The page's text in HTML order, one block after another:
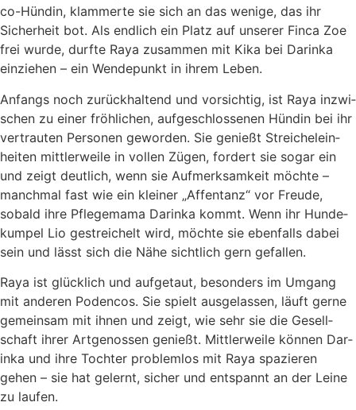
co-Hün­din, klam­mer­te sie sich an das weni­ge, das ihr
Sicher­heit bot. Als end­lich ein Platz auf unse­rer Fin­ca Zoe
frei wur­de, durf­te Raya zusam­men mit Kika bei Dar­in­ka
ein­zie­hen – ein Wen­de­punkt in ihrem Leben.
Anfangs noch zurück­hal­tend und vor­sich­tig, ist Raya inzwi­
schen zu einer fröh­li­chen, auf­ge­schlos­se­nen Hün­din bei ihr
ver­trau­ten Per­so­nen gewor­den. Sie genießt Strei­chel­ein­
hei­ten mitt­ler­wei­le in vol­len Zügen, for­dert sie sogar ein
und zeigt deut­lich, wenn sie Auf­merk­sam­keit möch­te –
manch­mal fast wie ein klei­ner „Affen­tanz“ vor Freu­de,
sobald ihre Pfle­ge­ma­ma Dar­in­ka kommt. Wenn ihr Hun­de­
kum­pel Lio gestrei­chelt wird, möch­te sie eben­falls dabei
sein und lässt sich die Nähe sicht­lich gern gefal­len.
Raya ist glück­lich und auf­ge­taut, beson­ders im Umgang
mit ande­ren Poden­cos. Sie spielt aus­ge­las­sen, läuft ger­ne
gemein­sam mit ihnen und zeigt, wie sehr sie die Gesell­
schaft ihrer Art­ge­nos­sen genießt. Mitt­ler­wei­le kön­nen Dar­
in­ka und ihre Toch­ter pro­blem­los mit Raya spa­zie­ren
gehen – sie hat gelernt, sicher und ent­spannt an der Lei­ne
zu lau­fen.